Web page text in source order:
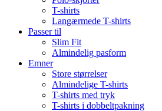
T-shirts
Langærmede T-shirts
Passer til
Slim Fit
Almindelig pasform
Emner
Store størrelser
Almindelige T-shirts
T-shirts med tryk
T-shirts i dobbeltpakning